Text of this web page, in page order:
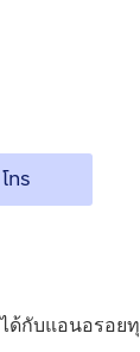
โทร
ด้กับแอนอรอย